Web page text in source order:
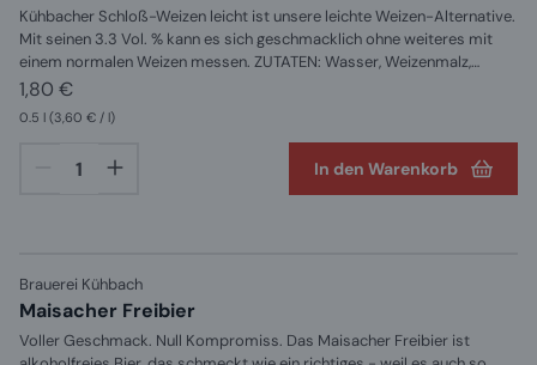
Kühbacher Schloß-Weizen leicht ist unsere leichte Weizen-Alternative.
Mit seinen 3.3 Vol. % kann es sich geschmacklich ohne weiteres mit
einem normalen Weizen messen. ZUTATEN: Wasser, Weizenmalz,
Gerstenmalz, Hopfen und Hefe
1,80 €
0.5 l (3,60 € / l)
In den Warenkorb
Brauerei Kühbach
Maisacher Freibier
Voller Geschmack. Null Kompromiss. Das Maisacher Freibier ist